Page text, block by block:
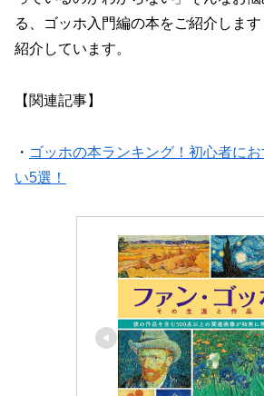
る、ゴッホ入門編の本をご紹介しま
紹介しています。
【関連記事】
・ ゴッホの本ランキング！初心者に
い5選！